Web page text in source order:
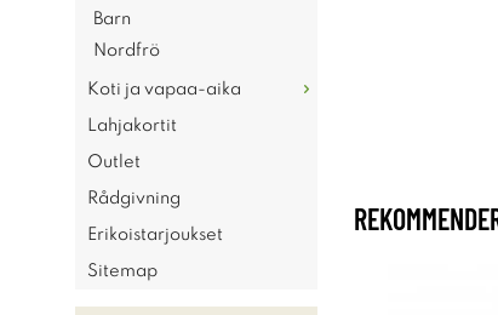
Barn
Nordfrö
Koti ja vapaa-aika
Lahjakortit
Outlet
Rådgivning
Erikoistarjoukset
Sitemap